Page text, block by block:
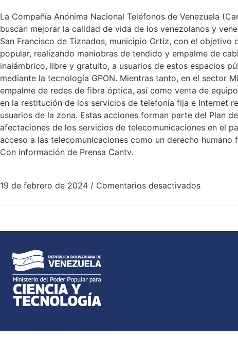
La Compañía Anónima Nacional Teléfonos de Venezuela
buscan mejorar la calidad de vida de los venezolanos y
San Francisco de Tiznados, municipio Ortíz, con el
popular, realizando maniobras de tendido y empalme de
inalámbrico, libre y gratuito, a usuarios de estos espacios
mediante la tecnología GPON. Mientras tanto, en el sector
empalme de redes de fibra óptica, así como venta de
en la restitución de los servicios de telefonía fija e Internet
usuarios de la zona. Estas acciones forman parte del Plan
afectaciones de los servicios de telecomunicaciones en el
acceso a las telecomunicaciones como un derecho
Con información de Prensa Cantv.
19 de febrero de 2024 / Comentarios desactivados